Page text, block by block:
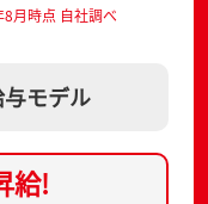
月時点 自社調べ
モデル
給!